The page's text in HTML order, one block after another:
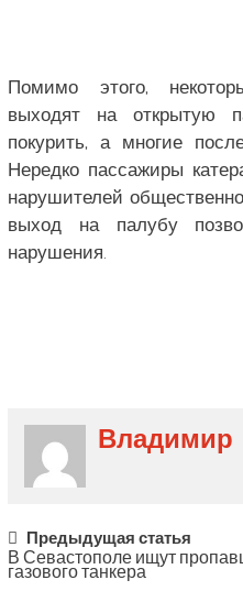
Помимо этого,
выходят на открытую
покурить, а многие
Нередко пассажиры
нарушителей
выход на палубу
нарушения.
Владимир
Post
navigation
Предыдущая статья
В Севастополе ищут
газового танкера